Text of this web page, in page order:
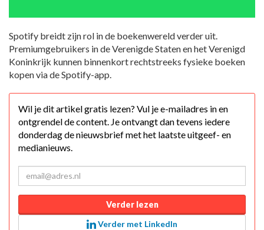
Spotify breidt zijn rol in de boekenwereld verder uit.
Premiumgebruikers in de Verenigde Staten en het Verenigd
Koninkrijk kunnen binnenkort rechtstreeks fysieke boeken
kopen via de Spotify-app.
Wil je dit artikel gratis lezen? Vul je e-mailadres in en
ontgrendel de content. Je ontvangt dan tevens iedere
donderdag de nieuwsbrief met het laatste uitgeef- en
medianieuws.
Verder lezen
Verder met LinkedIn